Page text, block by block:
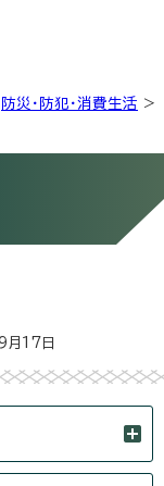
防災・防犯・消費生活 >
月17日